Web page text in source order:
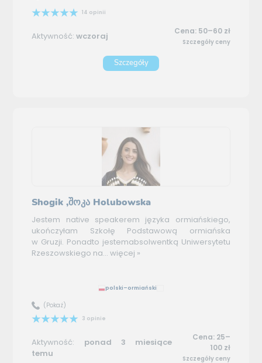
14 opinii
Aktywność:wczoraj Cena: 50–60 zł
Szczegóły ceny
Szczegóły
Shogik ,შოკა Holubowska
Jestem native speakerem języka ormiańskiego,
ukończyłam Szkołę Podstawową ormiańska
w Gruzji. Ponadto jestemabsolwentką Uniwersytetu
Rzeszowskiego na... więcej »
polski–ormiański
(Pokaż)
3 opinie
Aktywność: ponad 3 miesiące
temu
Cena: 25–
100 zł
Szczegóły ceny